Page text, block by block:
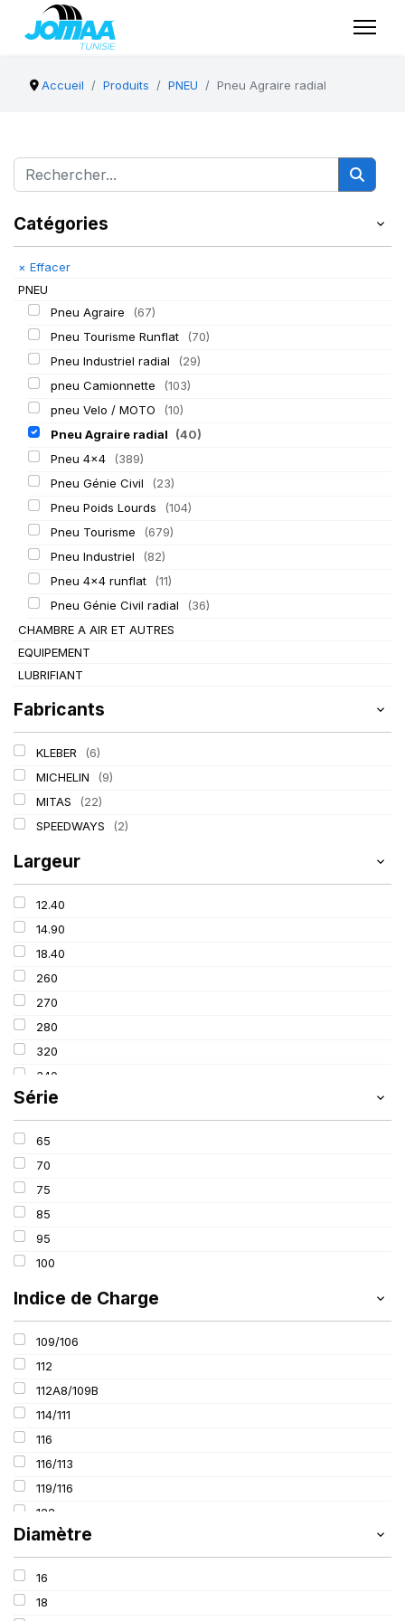
Accueil Produits PNEU Pneu Agraire radial
Catégories
× Effacer
PNEU
Pneu Agraire
(67)
Pneu Tourisme Runflat
(70)
Pneu Industriel radial
(29)
pneu Camionnette
(103)
pneu Velo / MOTO
(10)
Pneu Agraire radial
(40)
Pneu 4x4
(389)
Pneu Génie Civil
(23)
Pneu Poids Lourds
(104)
Pneu Tourisme
(679)
Pneu Industriel
(82)
Pneu 4x4 runflat
(11)
Pneu Génie Civil radial
(36)
CHAMBRE A AIR ET AUTRES
EQUIPEMENT
LUBRIFIANT
Fabricants
KLEBER
(6)
MICHELIN
(9)
MITAS
(22)
SPEEDWAYS
(2)
Largeur
12.40
14.90
18.40
260
270
280
320
340
380
405
420
460
480
520
600
650
800
Série
65
70
75
85
95
100
Indice de Charge
109/106
112
112A8/109B
114/111
116
116/113
119/116
122
125
127
127/127
131/131
Diamètre
16
18